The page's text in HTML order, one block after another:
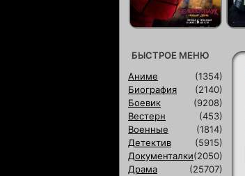
БЫСТРОЕ МЕНЮ
Аниме
(1354)
Биография
(2140)
Боевик
(9208)
Вестерн
(453)
Военные
(1814)
Детектив
(5915)
Документалки(2050)
Драма
(25707)